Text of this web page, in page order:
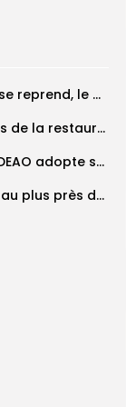
‎CAN féminine 2026 : le Nigeria se reprend, le Malawi surprend encore...
Magal Touba : dans les coulisses de la restauration de la presse...
Politique de la jeunesse : la CEDEAO adopte son plan d’actions stratégiques...
Grand Magal de Touba : La CSU au plus près des pèlerins